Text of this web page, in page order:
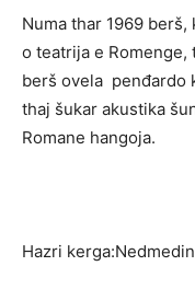
Numa thar 1969
o teatrija e Romenge,
berš ovela penđardo
thaj šukar akustika
Romane hangoja.
Hazri